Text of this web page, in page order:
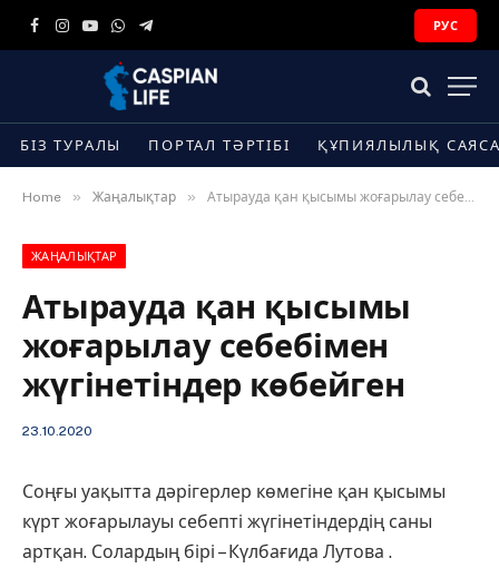
Facebook
Instagram
YouTube
WhatsApp
Telegram
РУС
БІЗ ТУРАЛЫ ПОРТАЛ ТӘРТІБІ ҚҰПИЯЛЫЛЫҚ
Home » Жаңалықтар » Атырауда қан қысымы жоғарылау себебімен жүгінетіндер көбейген
ЖАҢАЛЫҚТАР
Атырауда қан қысымы
жоғарылау себебімен
жүгінетіндер көбейген
23.10.2020
Соңғы уақытта дәрігерлер көмегіне қан қысымы
күрт жоғарылауы себепті жүгінетіндердің саны
артқан. Солардың бірі – Күлбағида Лутова .